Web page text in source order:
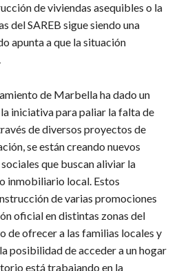
de viviendas asequibles o la
del SAREB sigue siendo una
apunta a que la situación
de Marbella ha dado un
iniciativa para paliar la falta de
de diversos proyectos de
se están creando nuevos
que buscan aliviar la
inmobiliario local. Estos
de varias promociones
oficial en distintas zonas del
de ofrecer a las familias locales y
posibilidad de acceder a un hogar
está trabajando en la